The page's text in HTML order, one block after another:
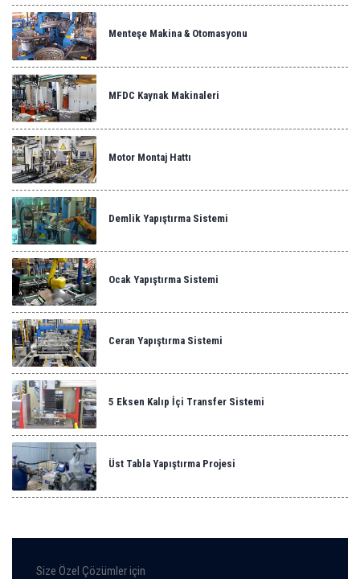
Menteşe Makina & Otomasyonu
MFDC Kaynak Makinaleri
Motor Montaj Hattı
Demlik Yapıştırma Sistemi
Ocak Yapıştırma Sistemi
Ceran Yapıştırma Sistemi
5 Eksen Kalıp İçi Transfer Sistemi
Üst Tabla Yapıştırma Projesi
Size Özel Çözümler için